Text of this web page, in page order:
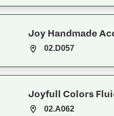
Joy Handmade
02.D057
Joyfull Colors
02.A062